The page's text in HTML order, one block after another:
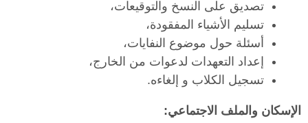
تصديق على النسخ والتوقيعات،
تسليم الأشياء المفقودة،
أسئلة حول موضوع النفايات،
إعداد التعهدات لدعوات من الخارج،
تسجيل الكلاب و إلغاءه.
الإسكان والملف الاجتماعي: